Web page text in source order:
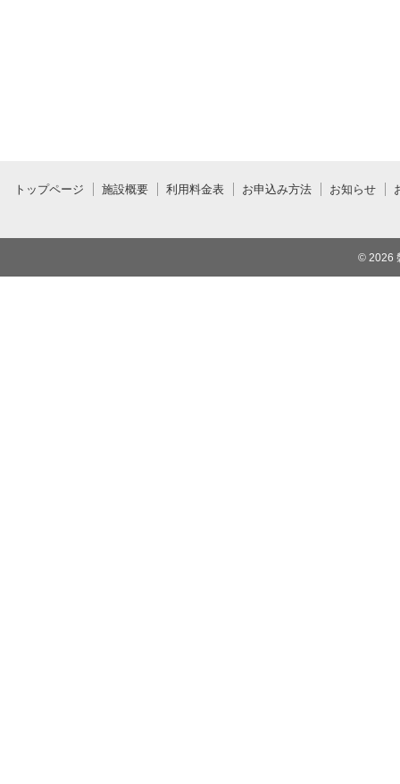
トップページ 施設概要 利用料金表 お申込み方法 お知らせ
© 2026